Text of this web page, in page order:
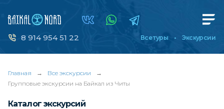
8 914 954 51 22 Все туры Экскурсии
Главная → Все экскурсии
→
Групповые экскурсии на Байкал из Читы
Каталог экскурсий